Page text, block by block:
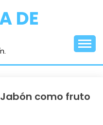
DE
como fruto